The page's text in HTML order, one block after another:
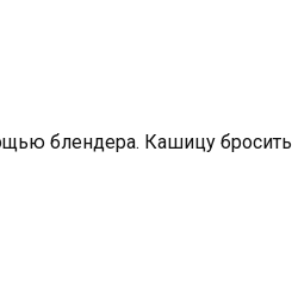
блендера. Кашицу бросить